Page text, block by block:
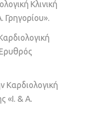
Κλινική
Γρηγορίου».
Καρδιολογική
«Ι. & Α.